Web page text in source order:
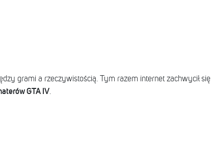
grami a rzeczywistością. Tym razem internet zachwycił się
GTA IV.